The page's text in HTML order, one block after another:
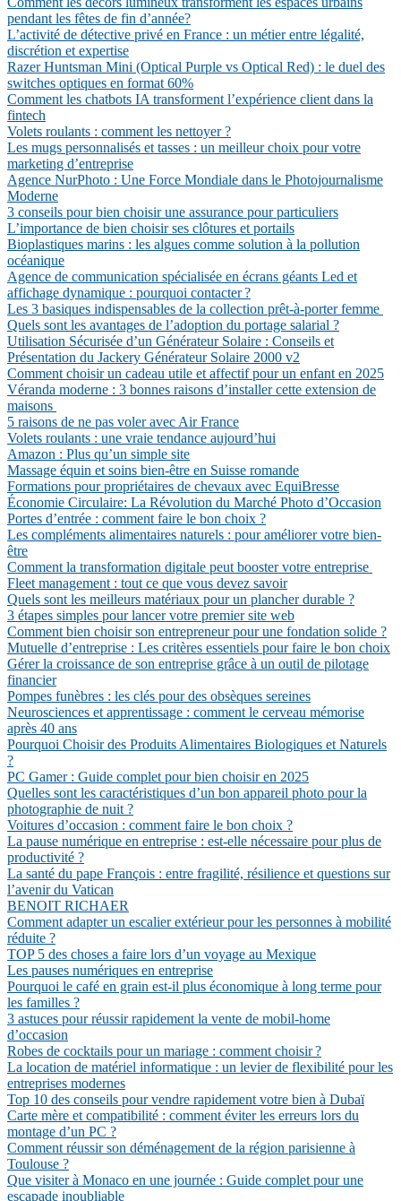
pendant les fêtes de fin d’année?
L’activité de détective privé en France : un métier entre légalité,
discrétion et expertise
Razer Huntsman Mini (Optical Purple vs Optical Red) : le duel des
switches optiques en format 60%
Comment les chatbots IA transforment l’expérience client dans la
fintech
Volets roulants : comment les nettoyer ?
Les mugs personnalisés et tasses : un meilleur choix pour votre
marketing d’entreprise
Agence NurPhoto : Une Force Mondiale dans le Photojournalisme
Moderne
3 conseils pour bien choisir une assurance pour particuliers
L’importance de bien choisir ses clôtures et portails
Bioplastiques marins : les algues comme solution à la pollution
océanique
Agence de communication spécialisée en écrans géants Led et
affichage dynamique : pourquoi contacter ?
Les 3 basiques indispensables de la collection prêt-à-porter femme
Quels sont les avantages de l’adoption du portage salarial ?
Utilisation Sécurisée d’un Générateur Solaire : Conseils et
Présentation du Jackery Générateur Solaire 2000 v2
Comment choisir un cadeau utile et affectif pour un enfant en 2025
Véranda moderne : 3 bonnes raisons d’installer cette extension de
maisons
5 raisons de ne pas voler avec Air France
Volets roulants : une vraie tendance aujourd’hui
Amazon : Plus qu’un simple site
Massage équin et soins bien-être en Suisse romande
Formations pour propriétaires de chevaux avec EquiBresse
Économie Circulaire: La Révolution du Marché Photo d’Occasion
Portes d’entrée : comment faire le bon choix ?
Les compléments alimentaires naturels : pour améliorer votre bien-
être
Comment la transformation digitale peut booster votre entreprise
Fleet management : tout ce que vous devez savoir
Quels sont les meilleurs matériaux pour un plancher durable ?
3 étapes simples pour lancer votre premier site web
Comment bien choisir son entrepreneur pour une fondation solide ?
Mutuelle d’entreprise : Les critères essentiels pour faire le bon choix
Gérer la croissance de son entreprise grâce à un outil de pilotage
financier
Pompes funèbres : les clés pour des obsèques sereines
Neurosciences et apprentissage : comment le cerveau mémorise
après 40 ans
Pourquoi Choisir des Produits Alimentaires Biologiques et Naturels
?
PC Gamer : Guide complet pour bien choisir en 2025
Quelles sont les caractéristiques d’un bon appareil photo pour la
photographie de nuit ?
Voitures d’occasion : comment faire le bon choix ?
La pause numérique en entreprise : est-elle nécessaire pour plus de
productivité ?
La santé du pape François : entre fragilité, résilience et questions sur
l’avenir du Vatican
BENOIT RICHAER
Comment adapter un escalier extérieur pour les personnes à mobilité
réduite ?
TOP 5 des choses a faire lors d’un voyage au Mexique
Les pauses numériques en entreprise
Pourquoi le café en grain est-il plus économique à long terme pour
les familles ?
3 astuces pour réussir rapidement la vente de mobil-home
d’occasion
Robes de cocktails pour un mariage : comment choisir ?
La location de matériel informatique : un levier de flexibilité pour les
entreprises modernes
Top 10 des conseils pour vendre rapidement votre bien à Dubaï
Carte mère et compatibilité : comment éviter les erreurs lors du
montage d’un PC ?
Comment réussir son déménagement de la région parisienne à
Toulouse ?
Que visiter à Monaco en une journée : Guide complet pour une
escapade inoubliable